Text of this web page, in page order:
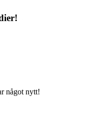
något nytt!